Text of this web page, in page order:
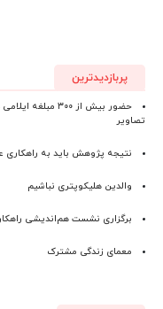
پربازدیدترین
حضور بیش از ۳۰۰
تصاویر
نتیجه پژوهش باید به راهکاری
والدین هلیکوپتری نباشیم
برگزاری نشست هم‌اندیشی
معمای زندگی مشترک